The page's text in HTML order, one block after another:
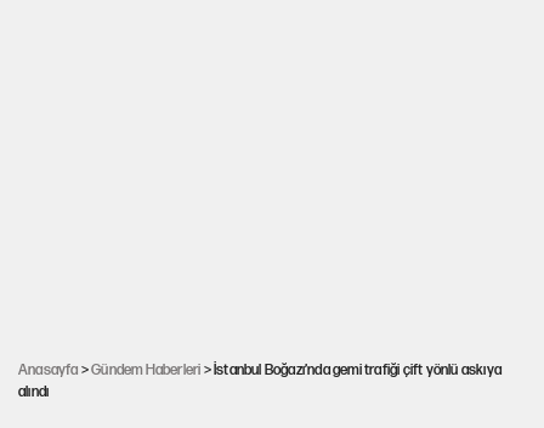
Anasayfa >Gündem Haberleri > İstanbul Boğazı’nda gemi trafiği çift yönlü askıya
alındı